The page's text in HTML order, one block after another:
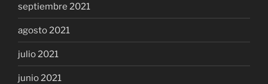
septiembre 2021
agosto 2021
julio 2021
junio 2021